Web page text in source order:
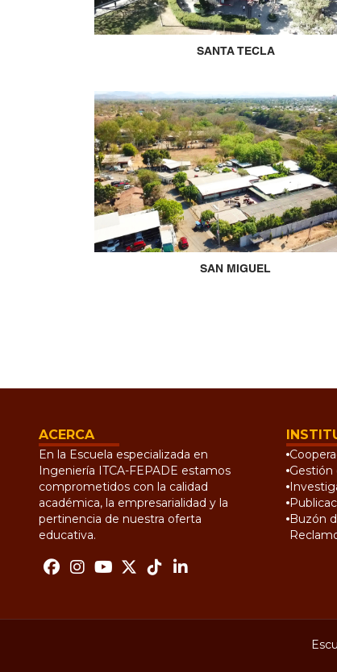
SANTA TECLA
SAN MIGUEL
ACERCA
En la Escuela especializada en
Ingeniería ITCA-FEPADE estamos
comprometidos con la calidad
académica, la empresarialidad y la
pertinencia de nuestra oferta
educativa.
Gestión
Buzón